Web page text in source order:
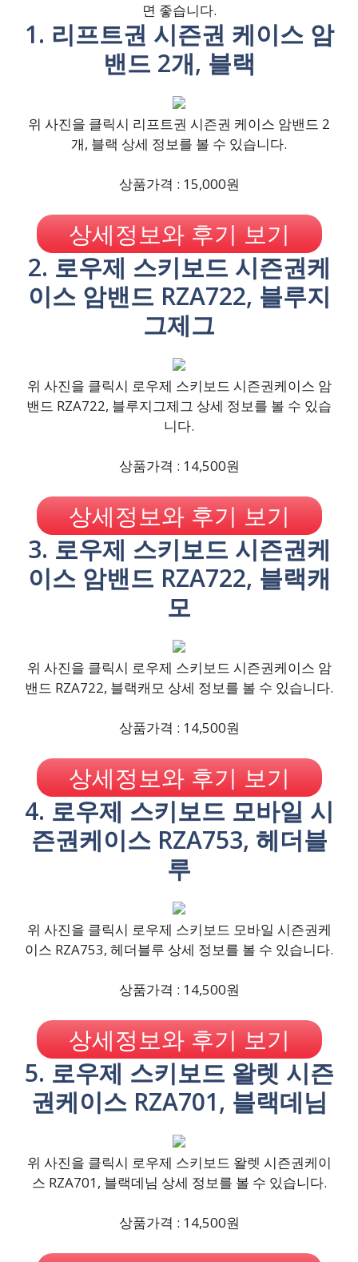
면 좋습니다.
1. 리프트권 시즌권 케이스 암
밴드 2개, 블랙
위 사진을 클릭시 리프트권 시즌권 케이스 암밴드 2
개, 블랙 상세 정보를 볼 수 있습니다.
상품가격 : 15,000원
상세정보와 후기 보기
2. 로우제 스키보드 시즌권케
이스 암밴드 RZA722, 블루지
그제그
위 사진을 클릭시 로우제 스키보드 시즌권케이스 암
밴드 RZA722, 블루지그제그 상세 정보를 볼 수 있습
니다.
상품가격 : 14,500원
상세정보와 후기 보기
3. 로우제 스키보드 시즌권케
이스 암밴드 RZA722, 블랙캐
모
위 사진을 클릭시 로우제 스키보드 시즌권케이스 암
밴드 RZA722, 블랙캐모 상세 정보를 볼 수 있습니다.
상품가격 : 14,500원
상세정보와 후기 보기
4. 로우제 스키보드 모바일 시
즌권케이스 RZA753, 헤더블
루
위 사진을 클릭시 로우제 스키보드 모바일 시즌권케
이스 RZA753, 헤더블루 상세 정보를 볼 수 있습니다.
상품가격 : 14,500원
상세정보와 후기 보기
5. 로우제 스키보드 왈렛 시즌
권케이스 RZA701, 블랙데님
위 사진을 클릭시 로우제 스키보드 왈렛 시즌권케이
스 RZA701, 블랙데님 상세 정보를 볼 수 있습니다.
상품가격 : 14,500원